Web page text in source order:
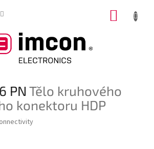
PN Tělo kruhového
konektoru HDP